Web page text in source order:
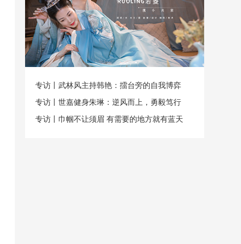
专访丨武林风主持韩艳：擂台旁的自我博弈
专访丨世嘉健身朱琳：逆风而上，勇毅笃行
专访丨巾帼不让须眉 有需要的地方就有蓝天